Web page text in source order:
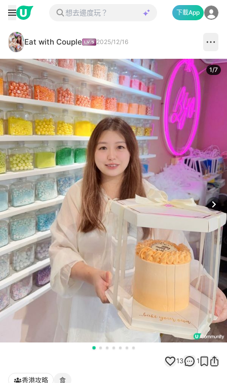
下載App
Eat with Couple 2025/12/16
1/7
13 1
香港攻略 食